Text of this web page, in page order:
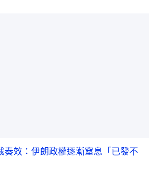
奏效：伊朗政權逐漸窒息「已發不